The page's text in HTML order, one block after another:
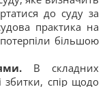
до суду за
практика на
більшою
В складних
збитки, спір щодо